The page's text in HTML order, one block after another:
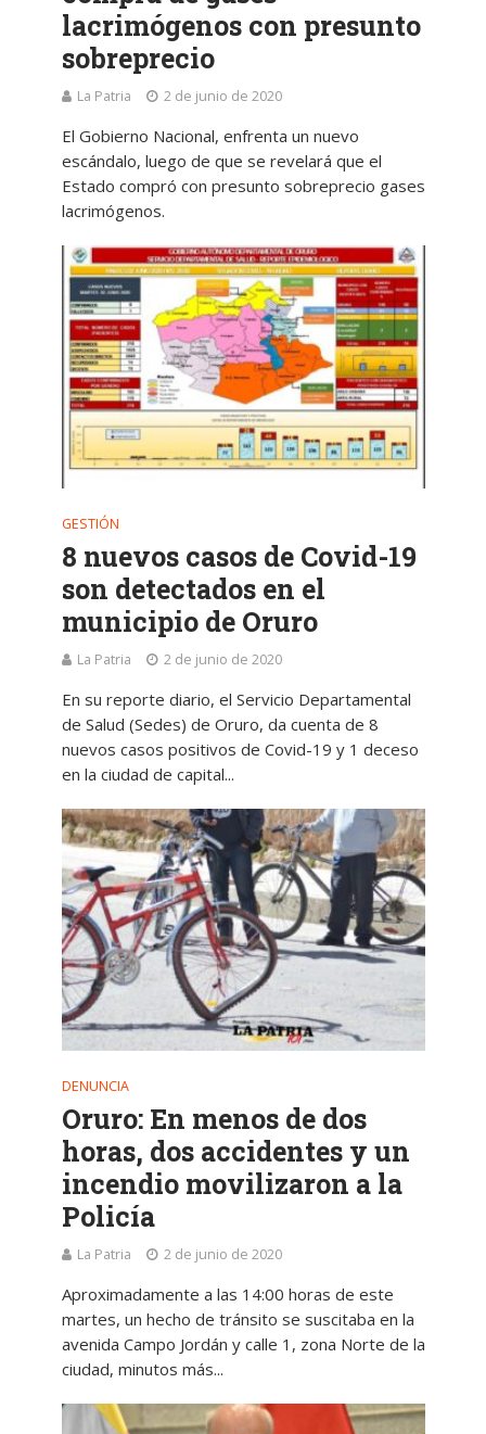
lacrimógenos con presunto
sobreprecio
La Patria 2 de junio de 2020
El Gobierno Nacional, enfrenta un nuevo
escándalo, luego de que se revelará que el
Estado compró con presunto sobreprecio gases
lacrimógenos.
GESTIÓN
8 nuevos casos de Covid-19
son detectados en el
municipio de Oruro
La Patria 2 de junio de 2020
En su reporte diario, el Servicio Departamental
de Salud (Sedes) de Oruro, da cuenta de 8
nuevos casos positivos de Covid-19 y 1 deceso
en la ciudad de capital...
DENUNCIA
Oruro: En menos de dos
horas, dos accidentes y un
incendio movilizaron a la
Policía
La Patria 2 de junio de 2020
Aproximadamente a las 14:00 horas de este
martes, un hecho de tránsito se suscitaba en la
avenida Campo Jordán y calle 1, zona Norte de la
ciudad, minutos más...